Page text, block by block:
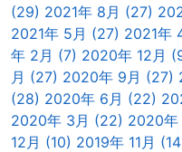
(29) 2021年 8月 (27)
2021年 5月 (27) 2021年
年 2月 (7) 2020年 12月
月 (27) 2020年 9月 (27)
(28) 2020年 6月 (22)
2020年 3月 (22) 2020年
12月 (10) 2019年 11月